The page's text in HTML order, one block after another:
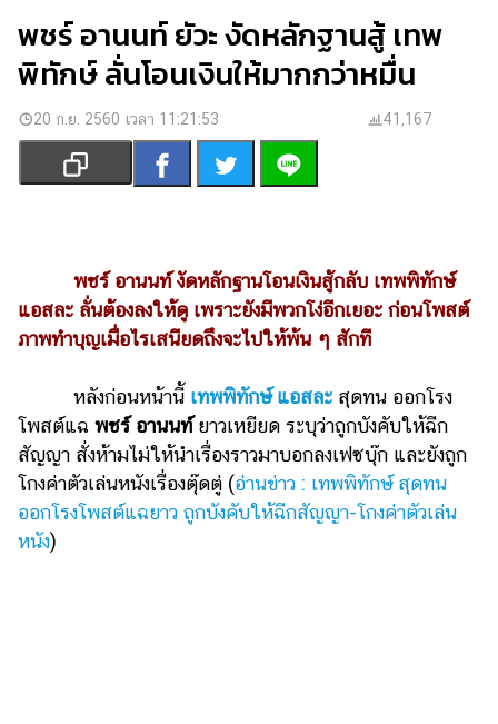
ผล
บอล
สด
การ
เงิน
การ
รูปภาพ
Music
Station
ละคร
บันเทิง
เกาหลี
พชร์ อานนท์ ยัวะ งัดหลักฐานสู้ เทพ
พิทักษ์ ลั่นโอนเงินให้มากกว่าหมื่น
20 ก.ย. 2560 เวลา 11:21:53 41,167
พชร์ อานนท์ งัดหลักฐานโอนเงินสู้กลับ เทพพิทักษ์
แอสละ ลั่นต้องลงให้ดู เพราะยังมีพวกโง่อีกเยอะ ก่อนโพสต์
ภาพทำบุญเมื่อไรเสนียดถึงจะไปให้พ้น ๆ สักที
หลังก่อนหน้านี้ เทพพิทักษ์ แอสละ สุดทน ออกโรง
โพสต์แฉ พชร์ อานนท์ยาวเหยียด ระบุว่าถูกบังคับให้ฉีก
สัญญา สั่งห้ามไม่ให้นำเรื่องราวมาบอกลงเฟซบุ๊ก และยังถูก
โกงค่าตัวเล่นหนังเรื่องตุ๊ดตู่ (อ่านข่าว : เทพพิทักษ์ สุดทน
ออกโรงโพสต์แฉยาว ถูกบังคับให้ฉีกสัญญา-โกงค่าตัวเล่น
หนัง)